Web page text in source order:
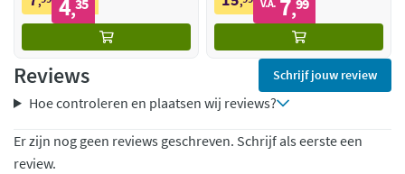
4,35 V.A. 7,99
Reviews Schrijf jouw review
Hoe controleren en plaatsen wij reviews?
Er zijn nog geen reviews geschreven. Schrijf als eerste een
review.